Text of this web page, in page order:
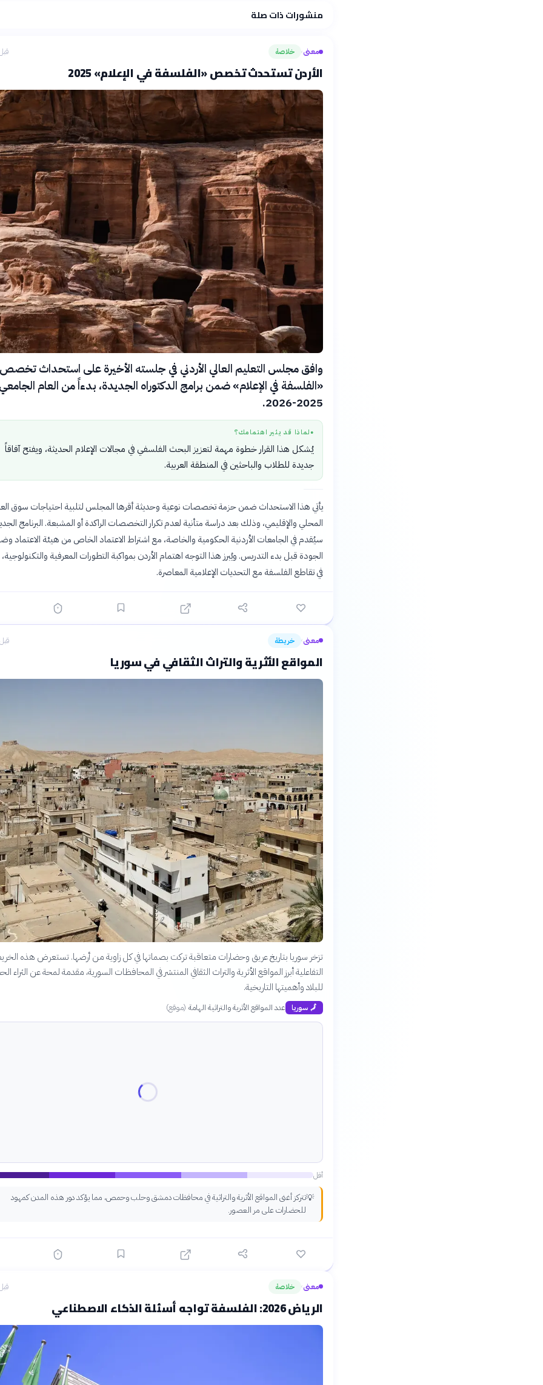
منشورات ذات صلة
معنى› خلاصة قبل 25
الأردن تستحدث تخصص «الفلسفة في الإعلام» 2025
وافق مجلس التعليم العالي الأردني في جلسته الأخيرة على استحداث تخصص
«الفلسفة في الإعلام» ضمن برامج الدكتوراه الجديدة، بدءاً من العام
2025-2026.
● لماذا قد يثير اهتمامك؟
يُشكل هذا القرار خطوة مهمة لتعزيز البحث الفلسفي في مجالات الإعلام الحديثة، ويفتح آفاقاً
جديدة للطلاب والباحثين في المنطقة العربية.
يأتي هذا الاستحداث ضمن حزمة تخصصات نوعية وحديثة أقرها المجلس لتلبية احتياجات سوق
المحلي والإقليمي، وذلك بعد دراسة متأنية لعدم تكرار التخصصات الراكدة أو المشبعة. البرنامج
سيُقدم في الجامعات الأردنية الحكومية والخاصة، مع اشتراط الاعتماد الخاص من هيئة الاعتماد
الجودة قبل بدء التدريس. ويُبرز هذا التوجه اهتمام الأردن بمواكبة التطورات المعرفية
في تقاطع الفلسفة مع التحديات الإعلامية المعاصرة.
معنى› خريطة قبل 8
المواقع الأثرية والتراث الثقافي في سوريا
تزخر سوريا بتاريخ عريق وحضارات متعاقبة تركت بصماتها في كل زاوية من أرضها. تستعرض هذه
التفاعلية أبرز المواقع الأثرية والتراث الثقافي المنتشر في المحافظات السورية، مقدمة لمحة عن الثراء
للبلاد وأهميتها التاريخية.
🗾 سوريا عدد المواقع الأثرية والتراثية الهامة (موقع)
أقل
💡تتركز أغنى المواقع الأثرية والتراثية في محافظات دمشق وحلب وحمص، مما يؤكد دور هذه المدن كمهود
للحضارات على مر العصور.
معنى› خلاصة قبل 17
الرياض 2026: الفلسفة تواجه أسئلة الذكاء الاصطناعي